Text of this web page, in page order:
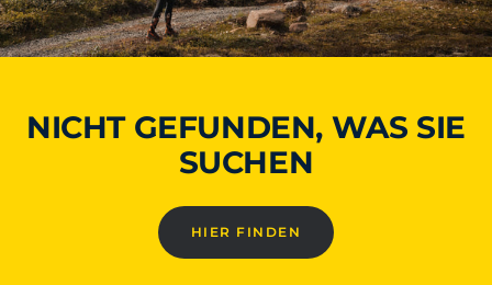
NICHT GEFUNDEN, WAS SIE
SUCHEN
HIER FINDEN